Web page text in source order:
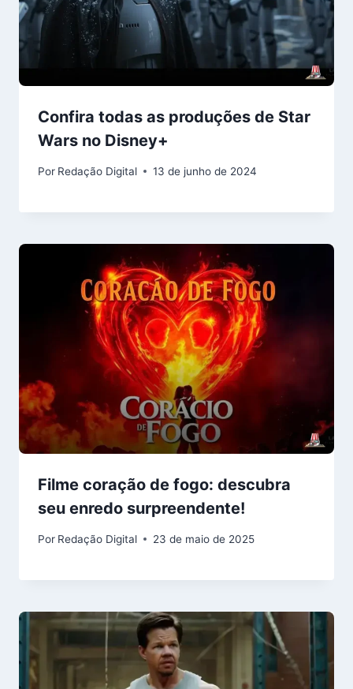
Confira todas as produções de Star
Wars no Disney+
Por Redação Digital 13 de junho de 2024
Filme coração de fogo: descubra
seu enredo surpreendente!
Por Redação Digital 23 de maio de 2025